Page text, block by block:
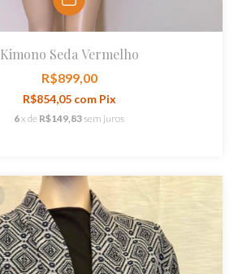
Kimono Seda Vermelho
R$899,00
R$854,05 com Pix
6x de R$149,83 sem juros